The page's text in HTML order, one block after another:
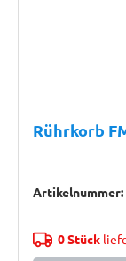
Rührkorb
Artikelnummer:
0 Stück